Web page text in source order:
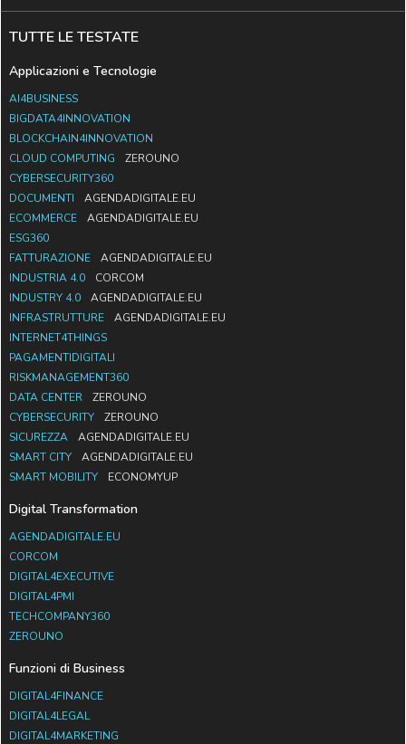
TUTTE LE TESTATE
Applicazioni e Tecnologie
AI4BUSINESS
BIGDATA4INNOVATION
BLOCKCHAIN4INNOVATION
CLOUD COMPUTING
ZEROUNO
CYBERSECURITY360
DOCUMENTI
AGENDADIGITALE.EU
ECOMMERCE
AGENDADIGITALE.EU
ESG360
FATTURAZIONE
AGENDADIGITALE.EU
INDUSTRIA 4.0
CORCOM
INDUSTRY 4.0
AGENDADIGITALE.EU
INFRASTRUTTURE
AGENDADIGITALE.EU
INTERNET4THINGS
PAGAMENTIDIGITALI
RISKMANAGEMENT360
DATA CENTER
ZEROUNO
CYBERSECURITY
ZEROUNO
SICUREZZA
AGENDADIGITALE.EU
SMART CITY
AGENDADIGITALE.EU
SMART MOBILITY
ECONOMYUP
Digital Transformation
AGENDADIGITALE.EU
CORCOM
DIGITAL4EXECUTIVE
DIGITAL4PMI
TECHCOMPANY360
ZEROUNO
Funzioni di Business
DIGITAL4FINANCE
DIGITAL4LEGAL
DIGITAL4MARKETING